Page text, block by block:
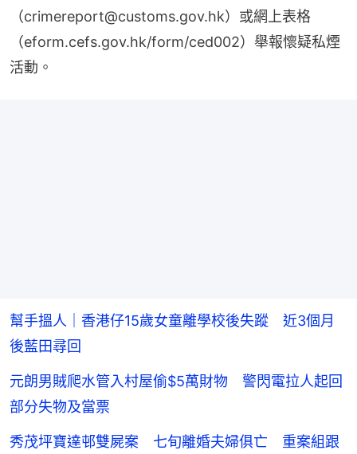
（crimereport@customs.gov.hk）或網上表格
（eform.cefs.gov.hk/form/ced002）舉報懷疑私煙
活動。
幫手搵人｜香港仔15歲女童離學校後失蹤 近3個月
後藍田尋回
元朗男賊爬水管入村屋偷$5萬財物 警閃電拉人起回
部分失物及當票
秀茂坪寶達邨雙屍案 七旬離婚夫婦俱亡 重案組跟